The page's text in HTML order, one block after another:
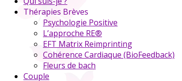
Thérapies Brèves
Psychologie Positive
L’approche RE®
EFT Matrix Reimprinting
Cohérence Cardiaque (BioFeedback)
Fleurs de bach
Couple